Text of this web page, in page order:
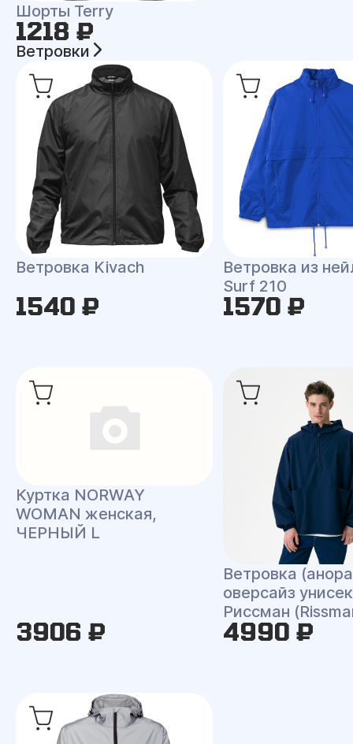
Шорты Terry
1218 ₽
Ветровки
Ветровка Kivach
1540 ₽
Ветровка из
Surf 210
1570 ₽
Куртка NORWAY
WOMAN женская,
ЧЕРНЫЙ L
3906 ₽
Ветровка
оверсайз
Риссман
4990 ₽